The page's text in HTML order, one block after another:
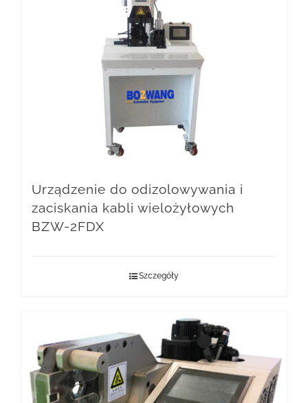
Urządzenie do odizolowywania i
zaciskania kabli wielożyłowych
BZW-2FDX
Szczegóły